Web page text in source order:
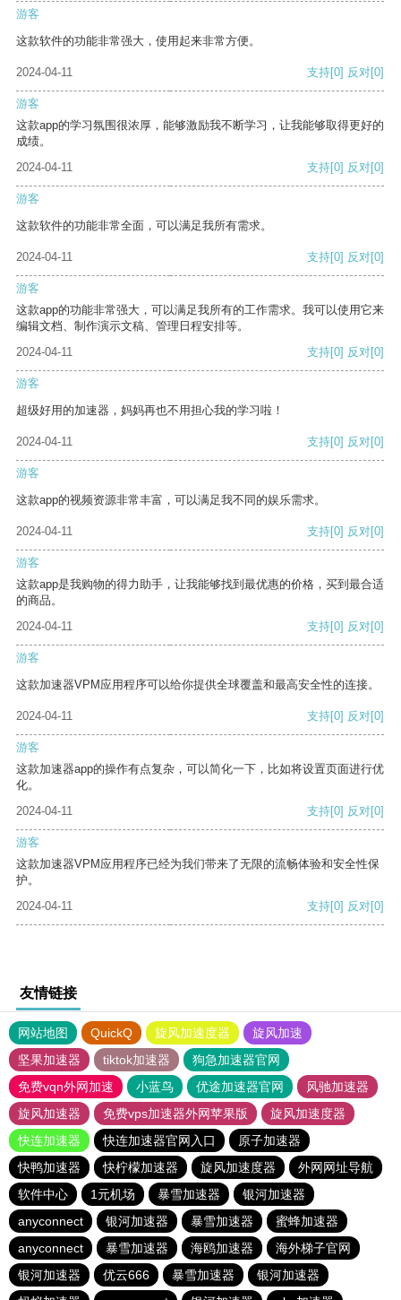
游客
这款软件的功能非常强大，使用起来非常方便。
2024-04-11 支持[0] 反对[0]
游客
这款app的学习氛围很浓厚，能够激励我不断学习，让我能够取得更好的
成绩。
2024-04-11
支持[0] 反对[0]
游客
这款软件的功能非常全面，可以满足我所有需求。
2024-04-11 支持[0] 反对[0]
游客
这款app的功能非常强大，可以满足我所有的工作需求。我可以使用它来
编辑文档、制作演示文稿、管理日程安排等。
2024-04-11
支持[0] 反对[0]
游客
超级好用的加速器，妈妈再也不用担心我的学习啦！
2024-04-11 支持[0] 反对[0]
游客
这款app的视频资源非常丰富，可以满足我不同的娱乐需求。
2024-04-11 支持[0] 反对[0]
游客
这款app是我购物的得力助手，让我能够找到最优惠的价格，买到最合适
的商品。
2024-04-11
支持[0] 反对[0]
游客
这款加速器VPM应用程序可以给你提供全球覆盖和最高安全性的连接。
2024-04-11 支持[0] 反对[0]
游客
这款加速器app的操作有点复杂，可以简化一下，比如将设置页面进行优
化。
2024-04-11
支持[0] 反对[0]
游客
这款加速器VPM应用程序已经为我们带来了无限的流畅体验和安全性保
护。
2024-04-11
支持[0] 反对[0]
友情链接
网站地图 QuickQ 旋风加速度器
旋风加速
坚果加速器
tiktok加速器
狗急加速器官网
免费vqn外网加速
小蓝鸟 优途加速器官网
风驰加速器
旋风加速器
免费vps加速器外网苹果版
旋风加速度器
快连加速器
快连加速器官网入口
原子加速器
快鸭加速器
快柠檬加速器 旋风加速度器
外网网址导航
软件中心
1元机场 暴雪加速器
银河加速器
anyconnect
银河加速器 暴雪加速器
蜜蜂加速器
anyconnect
暴雪加速器 海鸥加速器
海外梯子官网
银河加速器
优云666 暴雪加速器
银河加速器